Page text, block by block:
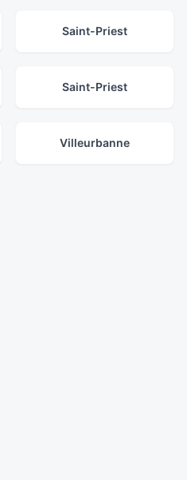
Saint-Priest
Saint-Priest
Villeurbanne